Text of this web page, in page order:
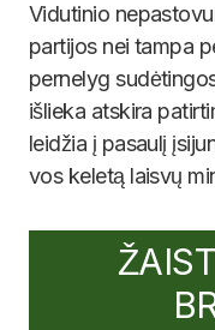
Vidutinio
partijos nei tampa
pernelyg
išlieka atskira
leidžia į pasaulį
vos keletą laisvų